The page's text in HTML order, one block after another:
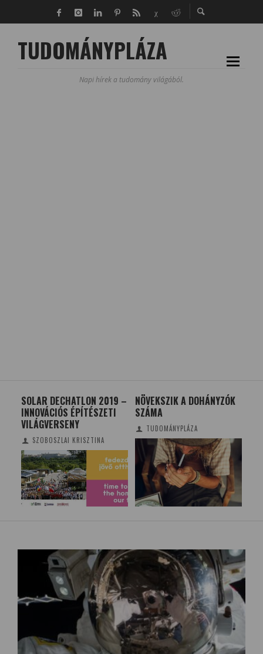
TUDOMÁNYPLÁZA
Napi hírek a tudomány világából.
SOLAR DECHATLON 2019 –
INNOVÁCIÓS ÉPÍTÉSZETI
VILÁGVERSENY
SZOBOSZLAI KRISZTINA
NÖVEKSZIK A DOHÁNYZÓK
SZÁMA
TUDOMÁNYPLÁZA